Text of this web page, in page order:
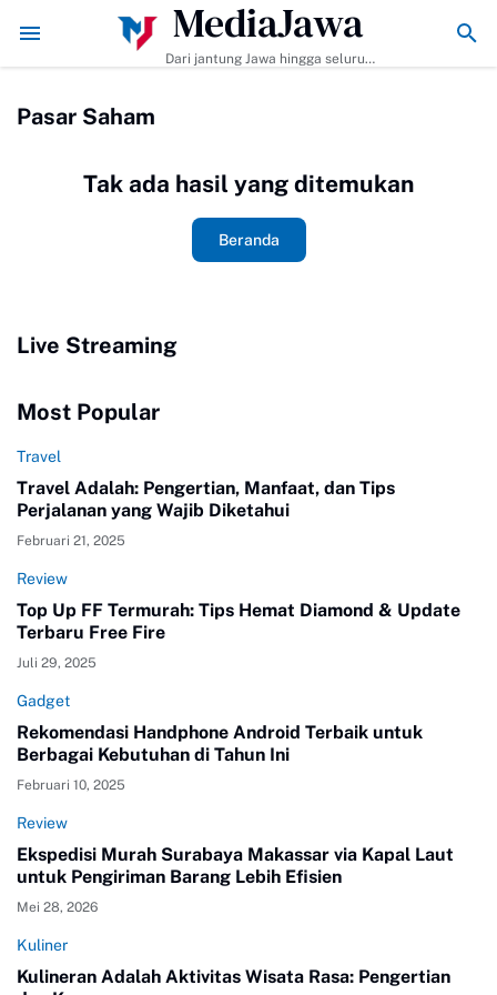
dan Tips Agar Bumbunya Meresap Sempurna! Ekonomi Bisnis
MediaJawa
Dari jantung Jawa hingga seluruh
Pasar Saham
Tak ada hasil yang ditemukan
Beranda
Live Streaming
Most Popular
Travel
Travel Adalah: Pengertian, Manfaat, dan Tips
Perjalanan yang Wajib Diketahui
Februari 21, 2025
Review
Top Up FF Termurah: Tips Hemat Diamond & Update
Terbaru Free Fire
Juli 29, 2025
Gadget
Rekomendasi Handphone Android Terbaik untuk
Berbagai Kebutuhan di Tahun Ini
Februari 10, 2025
Review
Ekspedisi Murah Surabaya Makassar via Kapal Laut
untuk Pengiriman Barang Lebih Efisien
Mei 28, 2026
Kuliner
Kulineran Adalah Aktivitas Wisata Rasa: Pengertian